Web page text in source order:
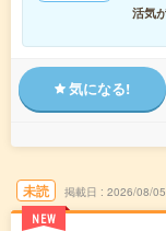
活気
気になる!
未読
NEW
掲載日 2026/08/05